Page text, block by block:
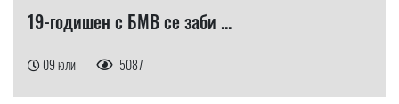
19-годишен с БМВ се заби ...
09 юли 5087